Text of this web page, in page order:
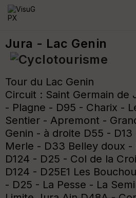
Jura - Lac Genin
Tour du Lac Genin
Circuit : Saint Germain de
- Plagne - D95 - Charix -
Sentier - Apremont -
Genin - à droite D55 -
Merle - D33 Belley doux -
D124 - D25 - Col de la
D124 - D25E1 Les
- D25 - La Pesse - La